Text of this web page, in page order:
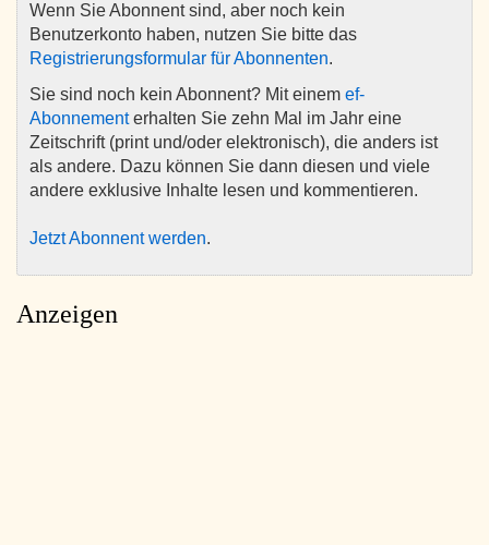
Wenn Sie Abonnent sind, aber noch kein
Benutzerkonto haben, nutzen Sie bitte das
Registrierungsformular für Abonnenten.
Sie sind noch kein Abonnent? Mit einem ef-
Abonnementerhalten Sie zehn Mal im Jahr eine
Zeitschrift (print und/oder elektronisch), die anders ist
als andere. Dazu können Sie dann diesen und viele
andere exklusive Inhalte lesen und kommentieren.
Jetzt Abonnent werden.
Anzeigen